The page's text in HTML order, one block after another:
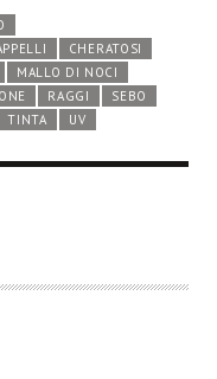
CHERATOSI
MALLO DI NOCI
RAGGI
SEBO
TINTA UV